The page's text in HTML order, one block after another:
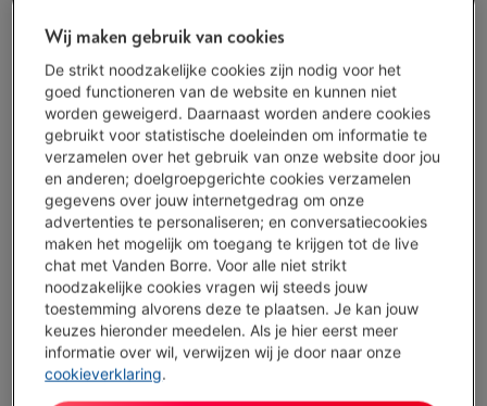
Wij maken gebruik van cookies
De strikt noodzakelijke cookies zijn nodig voor het
goed functioneren van de website en kunnen niet
worden geweigerd. Daarnaast worden andere cookies
gebruikt voor statistische doeleinden om informatie te
verzamelen over het gebruik van onze website door jou
en anderen; doelgroepgerichte cookies verzamelen
gegevens over jouw internetgedrag om onze
advertenties te personaliseren; en conversatiecookies
maken het mogelijk om toegang te krijgen tot de live
chat met Vanden Borre. Voor alle niet strikt
noodzakelijke cookies vragen wij steeds jouw
toestemming alvorens deze te plaatsen. Je kan jouw
keuzes hieronder meedelen. Als je hier eerst meer
informatie over wil, verwijzen wij je door naar onze
cookieverklaring.